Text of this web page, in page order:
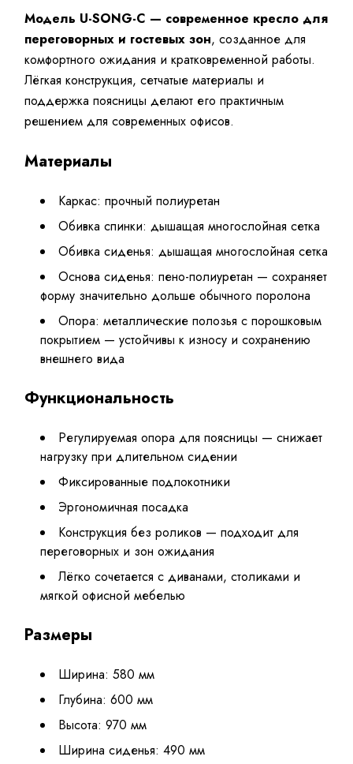
Модель U-SONG-C — современное кресло для
переговорных и гостевых зон, созданное для
комфортного ожидания и кратковременной работы.
Лёгкая конструкция, сетчатые материалы и
поддержка поясницы делают его практичным
решением для современных офисов.
Материалы
Каркас: прочный полиуретан
Обивка спинки: дышащая многослойная сетка
Обивка сиденья: дышащая многослойная сетка
Основа сиденья: пено-полиуретан — сохраняет
форму значительно дольше обычного поролона
Опора: металлические полозья с порошковым
покрытием — устойчивы к износу и сохранению
внешнего вида
Функциональность
Регулируемая опора для поясницы — снижает
нагрузку при длительном сидении
Фиксированные подлокотники
Эргономичная посадка
Конструкция без роликов — подходит для
переговорных и зон ожидания
Лёгко сочетается с диванами, столиками и
мягкой офисной мебелью
Размеры
Ширина: 580 мм
Глубина: 600 мм
Высота: 970 мм
Ширина сиденья: 490 мм